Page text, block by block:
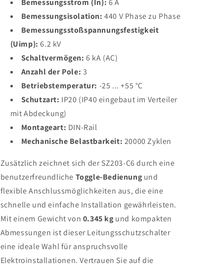
Bemessungsstrom (In): 6 A
Bemessungsisolation: 440 V Phase zu Phase
Bemessungsstoßspannungsfestigkeit
(Uimp): 6.2 kV
Schaltvermögen: 6 kA (AC)
Anzahl der Pole: 3
Betriebstemperatur: -25 ... +55 °C
Schutzart: IP20 (IP40 eingebaut im Verteiler
mit Abdeckung)
Montageart: DIN-Rail
Mechanische Belastbarkeit: 20000 Zyklen
Zusätzlich zeichnet sich der SZ203-C6 durch eine
benutzerfreundliche Toggle-Bedienung und
flexible Anschlussmöglichkeiten aus, die eine
schnelle und einfache Installation gewährleisten.
Mit einem Gewicht von 0.345 kg und kompakten
Abmessungen ist dieser Leitungsschutzschalter
eine ideale Wahl für anspruchsvolle
Elektroinstallationen. Vertrauen Sie auf die